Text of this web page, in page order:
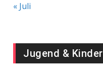
« Juli
Jugend & Kinder